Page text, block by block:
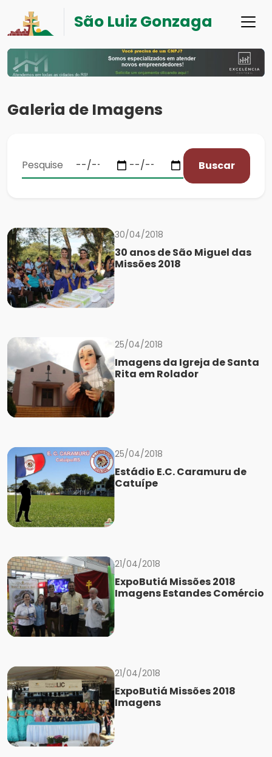
São Luiz Gonzaga
Galeria de Imagens
Buscar
30/04/2018
30 anos de São Miguel das
Missões 2018
25/04/2018
Imagens da Igreja de Santa
Rita em Rolador
25/04/2018
Estádio E.C. Caramuru de
Catuípe
21/04/2018
ExpoButiá Missões 2018
Imagens Estandes Comércio
21/04/2018
ExpoButiá Missões 2018
Imagens